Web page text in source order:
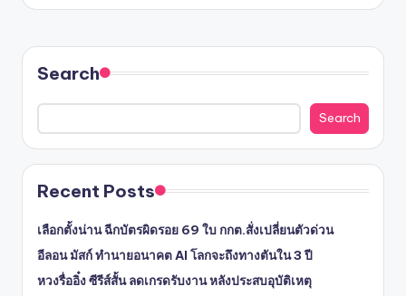
Search
Search
Recent Posts
เลือกตั้งน่าน ฉีกบัตรผิดรอย 69 ใบ กกต.สั่งเปลี่ยนตัวด่วน
อีลอน มัสก์ ทำนายอนาคต AI โลกจะถึงทางตันใน 3 ปี
หวงรื่ออิ๋ง ซีรีส์สั้น ลดเกรดรับงาน หลังประสบอุบัติเหตุ